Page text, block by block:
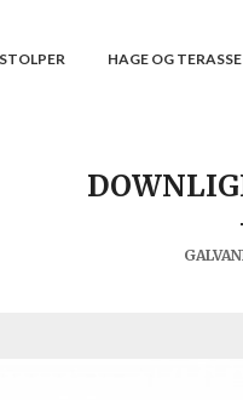
HAGE OG TERASSE